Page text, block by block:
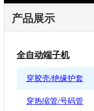
产品展示
全自动端子机
穿胶壳/绝缘护套
穿热缩管/号码管